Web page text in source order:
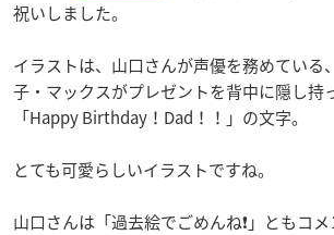
祝いしました。
イラストは、山口さんが声優を務めている
子・マックスがプレゼントを背中に隠し持
「Happy Birthday！Dad！！」の文字。
とても可愛らしいイラストですね。
山口さんは「過去絵でごめんね❗️」ともコ